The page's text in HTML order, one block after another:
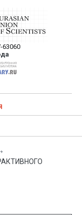
—
в
журнале
научных статей в